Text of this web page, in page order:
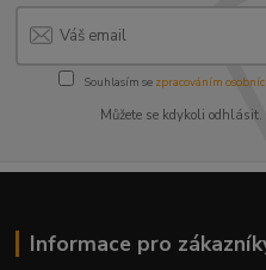
Souhlasím se zpracováním
Můžete se kdykoli
Informace pro